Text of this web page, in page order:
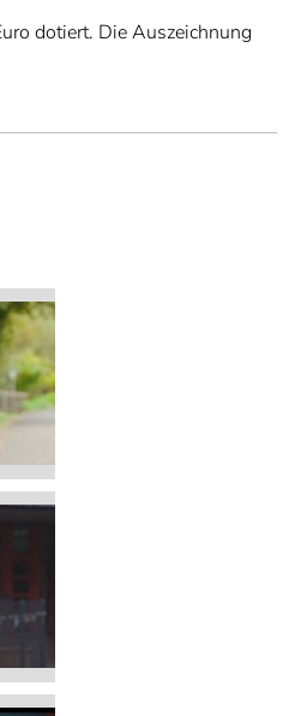
dotiert. Die Auszeichnung